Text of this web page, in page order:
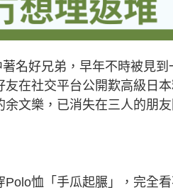
名好兄弟，早年不時被見到
在社交平台公開歎高級日
文樂，已消失在三人的朋
恤「手瓜起𦟌」，完全